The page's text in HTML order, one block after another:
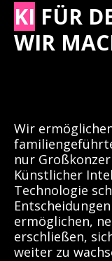
KI FÜR
WIR
Wir
nur
Künstlicher
Technologie
ermöglichen,
erschließen,
weiter zu